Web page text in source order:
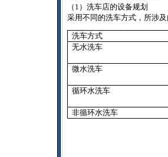
（ 1 ）洗车店的设备规划
采用不同的洗车方式，所涉
洗车方式
无水洗车
微水洗车
循环水洗车
非循环水洗车